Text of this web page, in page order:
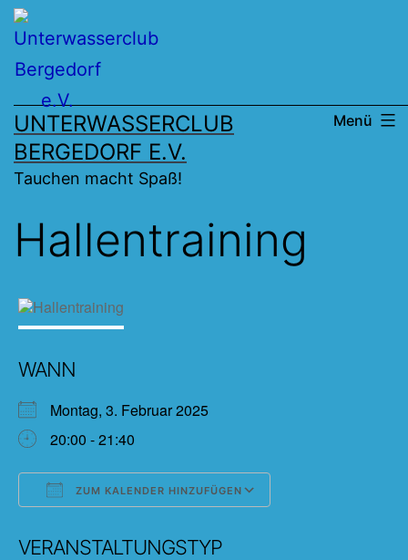
Zum
Inhalt
springen
UNTERWASSERCLUB
BERGEDORF E.V.
Tauchen macht Spaß!
Menü
Hallentraining
WANN
Montag, 3. Februar 2025
20:00 - 21:40
ZUM KALENDER HINZUFÜGEN
VERANSTALTUNGSTYP